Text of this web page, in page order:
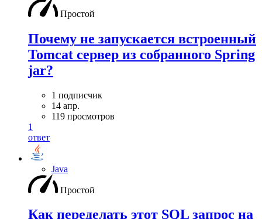
Простой
Почему не запускается встроенный
Tomcat сервер из собранного Spring
jar?
1 подписчик
14 апр.
119 просмотров
1
ответ
Java
Простой
Как переделать этот SQL запрос на